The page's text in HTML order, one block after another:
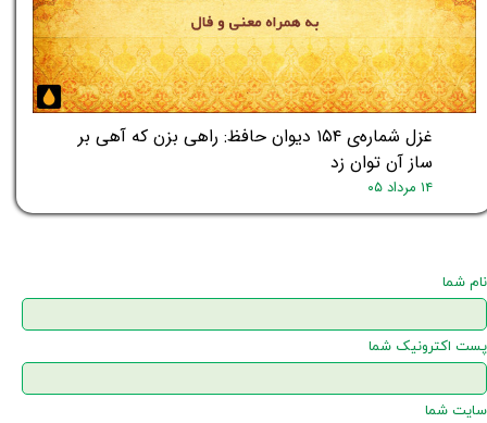
غزل شماره‌ی ۱۵۴ دیوان حافظ: راهی بزن که آهی بر
ساز آن توان زد
۱۴ مرداد ۰۵
نام شما
پست اکترونیک شما
سایت شما